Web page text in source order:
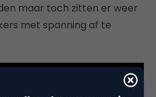
maar toch zitten er weer
met spanning af te